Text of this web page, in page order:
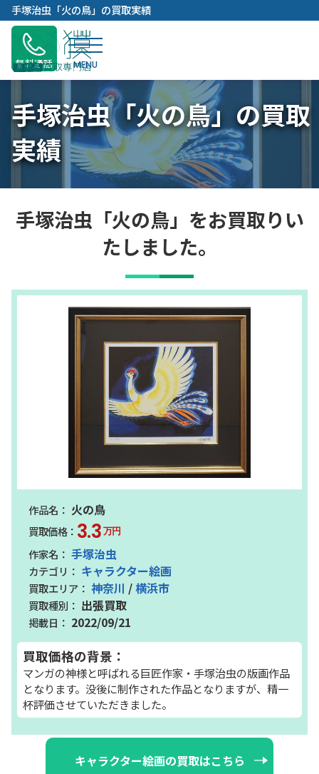
容
キ
ッ
プ
手塚治虫「火の鳥」の買取実績
無料通話
手塚治虫「火の鳥」の買取
実績
手塚治虫「火の鳥」をお買取りい
たしました。
火の鳥
3.3万円
手塚治虫
キャラクター絵画
神奈川 / 横浜市
出張買取
2022/09/21
買取価格の背景：
マンガの神様と呼ばれる巨匠作家・手塚治虫の版画作品
となります。没後に制作された作品となりますが、精一
杯評価させていただきました。
キャラクター絵画の買取はこちら